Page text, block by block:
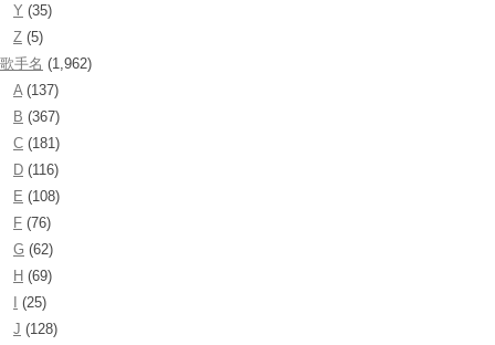
Y (35)
Z (5)
歌手名 (1,962)
A (137)
B (367)
C (181)
D (116)
E (108)
F (76)
G (62)
H (69)
(25)
J (128)